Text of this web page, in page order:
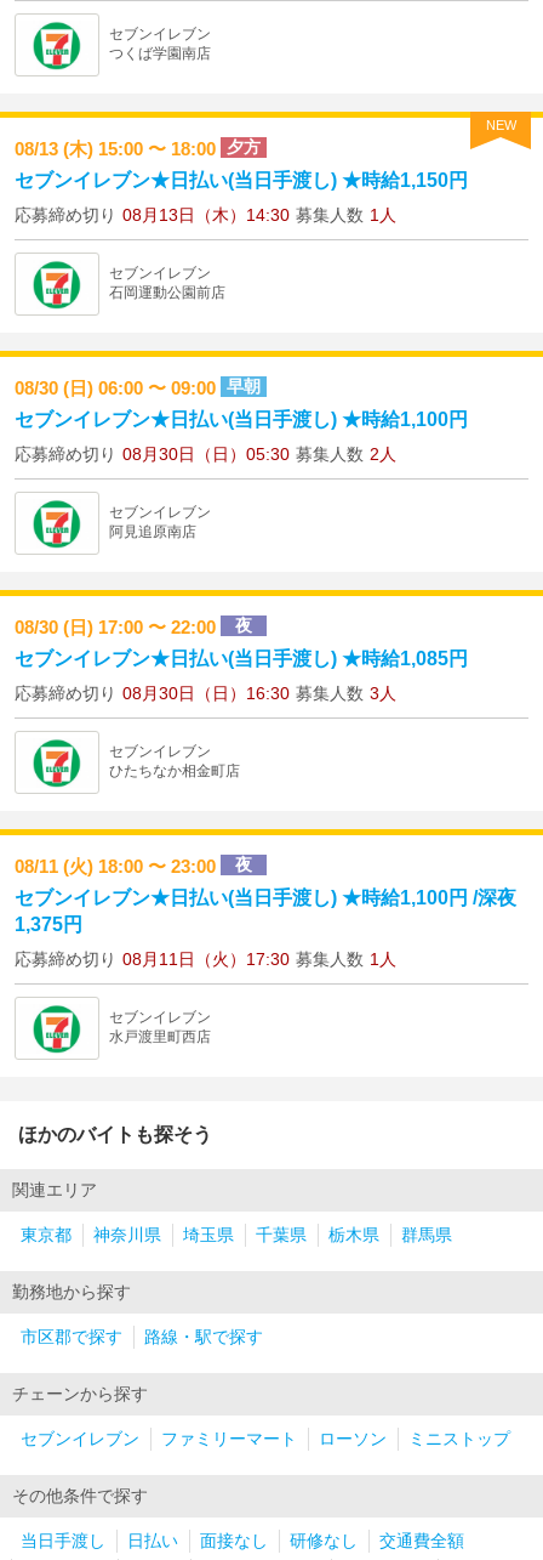
セブンイレブン
つくば学園南店
NEW
08/13 (木) 15:00 〜 18:00 夕方
セブンイレブン★日払い(当日手渡し) ★時給1,150円
応募締め切り 08月13日（木）14:30 募集人数 1人
セブンイレブン
石岡運動公園前店
08/30 (日) 06:00 〜 09:00 早朝
セブンイレブン★日払い(当日手渡し) ★時給1,100円
応募締め切り 08月30日（日）05:30 募集人数 2人
セブンイレブン
阿見追原南店
08/30 (日) 17:00 〜 22:00 夜
セブンイレブン★日払い(当日手渡し) ★時給1,085円
応募締め切り 08月30日（日）16:30 募集人数 3人
セブンイレブン
ひたちなか相金町店
08/11 (火) 18:00 〜 23:00 夜
セブンイレブン★日払い(当日手渡し) ★時給1,100円 /深夜
1,375円
応募締め切り 08月11日（火）17:30 募集人数 1人
セブンイレブン
水戸渡里町西店
ほかのバイトも探そう
関連エリア
東京都 神奈川県 埼玉県 千葉県 栃木県 群馬県
勤務地から探す
市区郡で探す 路線・駅で探す
チェーンから探す
セブンイレブン ファミリーマート ローソン ミニストップ
その他条件で探す
当日手渡し 日払い 面接なし 研修なし
交通費全額